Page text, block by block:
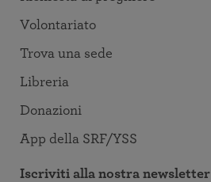
Volontariato
Trova una sede
Libreria
Donazioni
App della SRF/YSS
Iscriviti alla nostra newsletter